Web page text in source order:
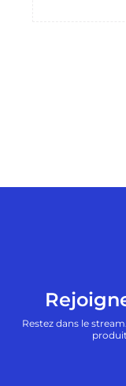
Restez dans le